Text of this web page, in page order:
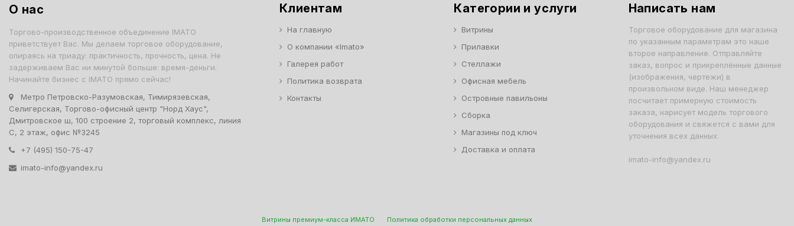
О нас
Торгово-производственное объединение IMATO
приветствует Вас. Мы делаем торговое оборудование,
опираясь на триаду: практичность, прочность, цена. Не
задерживаем Вас ни минутой больше: время-деньги.
Начинайте бизнес с IMATO прямо сейчас!
Метро Петровско-Разумовская, Тимирязевская,
Селигерская, Торгово-офисный центр "Норд Хаус",
Дмитровское ш, 100 строение 2, торговый комплекс, линия
С, 2 этаж, офис №3245
+7 (495) 150-75-47
imato-info@yandex.ru
Клиентам
На главную
О компании «Imato»
Галерея работ
Политика возврата
Контакты
Категории и услуги
Витрины
Прилавки
Стеллажи
Офисная мебель
Островные павильоны
Сборка
Магазины под ключ
Доставка и оплата
Написать нам
Торговое оборудование для магазина
по указанным параметрам это наше
второе направление. Отправляйте
заказ, вопрос и прикреплённые данные
(изображения, чертежи) в
произвольном виде. Наш менеджер
посчитает примерную стоимость
заказа, нарисует модель торгового
оборудования и свяжется с вами для
уточнения всех данных.
imato-info@yandex.ru
Витрины премиум-класса ИМАТО · Политика обработки персональных данных